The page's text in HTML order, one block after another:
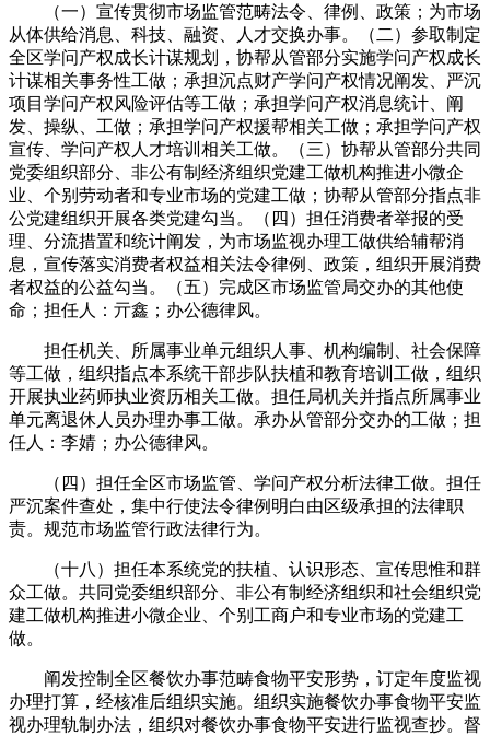
（一）宣传贯彻市场监管范畴法令、律例、政策；为市场
从体供给消息、科技、融资、人才交换办事。（二）参取制定
全区学问产权成长计谋规划，协帮从管部分实施学问产权成长
计谋相关事务性工做；承担沉点财产学问产权情况阐发、严沉
项目学问产权风险评估等工做；承担学问产权消息统计、阐
发、操纵、工做；承担学问产权援帮相关工做；承担学问产权
宣传、学问产权人才培训相关工做。（三）协帮从管部分共同
党委组织部分、非公有制经济组织党建工做机构推进小微企
业、个别劳动者和专业市场的党建工做；协帮从管部分指点非
公党建组织开展各类党建勾当。（四）担任消费者举报的受
理、分流措置和统计阐发，为市场监视办理工做供给辅帮消
息，宣传落实消费者权益相关法令律例、政策，组织开展消费
者权益的公益勾当。（五）完成区市场监管局交办的其他使
命；担任人：亓鑫；办公德律风。
担任机关、所属事业单元组织人事、机构编制、社会保障
等工做，组织指点本系统干部步队扶植和教育培训工做，组织
开展执业药师执业资历相关工做。担任局机关并指点所属事业
单元离退休人员办理办事工做。承办从管部分交办的工做；担
任人：李婧；办公德律风。
（四）担任全区市场监管、学问产权分析法律工做。担任
严沉案件查处，集中行使法令律例明白由区级承担的法律职
责。规范市场监管行政法律行为。
（十八）担任本系统党的扶植、认识形态、宣传思惟和群
众工做。共同党委组织部分、非公有制经济组织和社会组织党
建工做机构推进小微企业、个别工商户和专业市场的党建工
做。
阐发控制全区餐饮办事范畴食物平安形势，订定年度监视
办理打算，经核准后组织实施。组织实施餐饮办事食物平安监
视办理轨制办法，组织对餐饮办事食物平安进行监视查抄。督